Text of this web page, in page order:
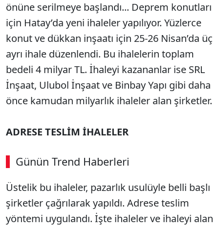
önüne serilmeye başlandı... Deprem konutları
için Hatay’da yeni ihaleler yapılıyor. Yüzlerce
konut ve dükkan inşaatı için 25-26 Nisan’da üç
ayrı ihale düzenlendi. Bu ihalelerin toplam
bedeli 4 milyar TL. İhaleyi kazananlar ise SRL
İnşaat, Ulubol İnşaat ve Binbay Yapı gibi daha
önce kamudan milyarlık ihaleler alan şirketler.
ADRESE TESLİM İHALELER
Günün Trend Haberleri
Üstelik bu ihaleler, pazarlık usulüyle belli başlı
şirketler çağrılarak yapıldı. Adrese teslim
yöntemi uygulandı. İşte ihaleler ve ihaleyi alan